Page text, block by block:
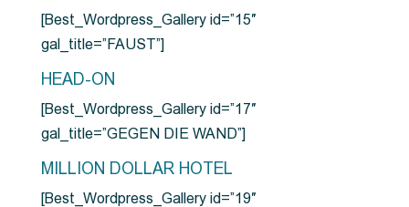
[Best_Wordpress_Gallery id=”15″
gal_title=”FAUST”]
HEAD-ON
[Best_Wordpress_Gallery id=”17″
gal_title=”GEGEN DIE WAND”]
MILLION DOLLAR HOTEL
[Best_Wordpress_Gallery id=”19″